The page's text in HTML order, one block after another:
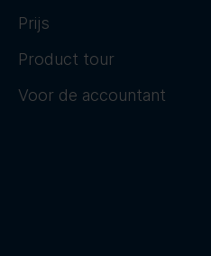
Prijs
Product tour
Voor de accountant